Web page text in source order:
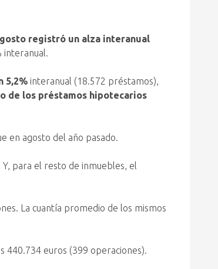
registró un alza interanual
interanual.
5,2% interanual (18.572 préstamos),
de los préstamos hipotecarios
en agosto del año pasado.
Y, para el resto de inmuebles, el
La cuantía promedio de los mismos
440.734 euros (399 operaciones).